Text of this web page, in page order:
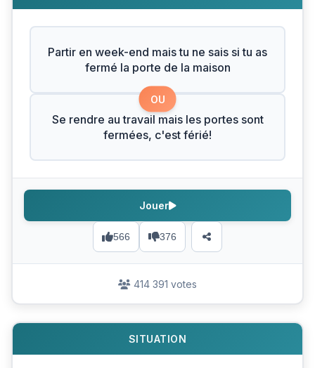
Partir en week-end mais tu ne sais si tu as
fermé la porte de la maison
OU
Se rendre au travail mais les portes sont
fermées, c'est férié!
566 376
Jouer
414 391 votes
SITUATION